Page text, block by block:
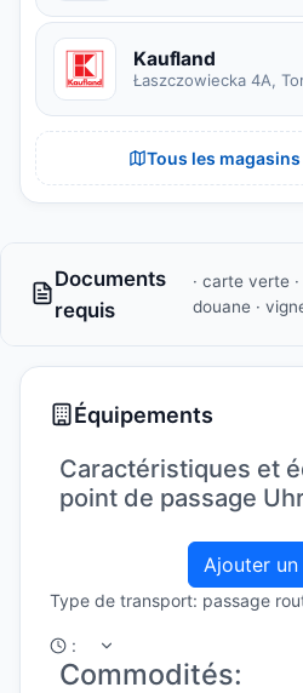
Kaufland
Tous les
Documents
requis
· carte verte
douane ·
Équipements
Caractéristiques et
point de passage
Ajouter un
Type de transport: passage
:
Commodités: